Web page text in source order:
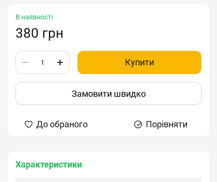
В наявності
380 грн
Купити
Замовити швидко
До обраного Порівняти
Характеристики